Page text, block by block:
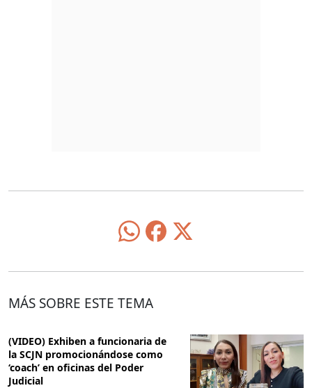
MÁS SOBRE ESTE TEMA
(VIDEO) Exhiben a funcionaria de
la SCJN promocionándose como
‘coach’ en oficinas del Poder
Judicial